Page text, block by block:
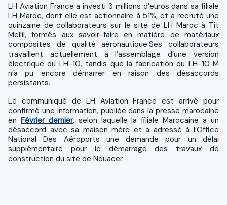
LH Aviation France a investi 3 millions d’euros dans sa filiale
LH Maroc, dont elle est actionnaire à 51%, et a recruté une
quinzaine de collaborateurs sur le site de LH Maroc à Tit
Mellil, formés aux savoir-faire en matière de matériaux
composites de qualité aéronautique.Ses collaborateurs
travaillent actuellement à l’assemblage d’une version
électrique du LH-10, tandis que la fabrication du LH-10 M
n’a pu encore démarrer en raison des désaccords
persistants.
Le communiqué de LH Aviation France est arrivé pour
confirmé une information, publiée dans la presse marocaine
en Février dernier, selon laquelle la filiale Marocaine a un
désaccord avec sa maison mère et a adressé à l’Office
National Des Aéroports une demande pour un délai
supplémentaire pour le démarrage des travaux de
construction du site de Nouacer.